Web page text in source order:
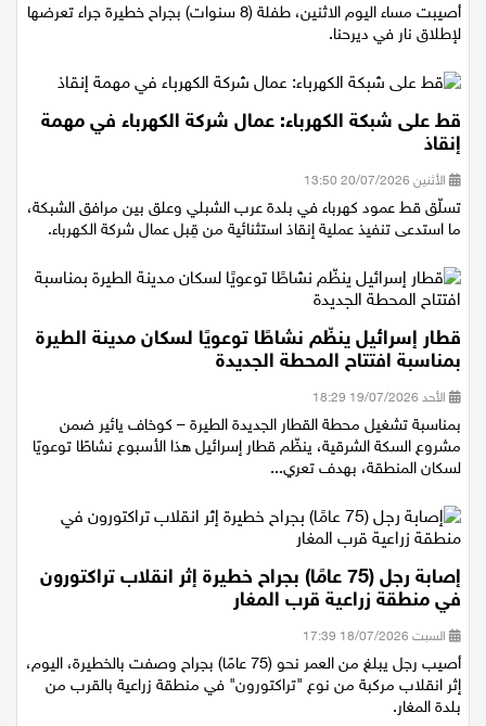
أصيبت مساء اليوم الاثنين، طفلة (8 سنوات) بجراح خطيرة جراء تعرضها
لإطلاق نار في ديرحنا.
قط على شبكة الكهرباء: عمال شركة الكهرباء في مهمة
إنقاذ
الأثنين 20/07/2026 13:50
تسلّق قط عمود كهرباء في بلدة عرب الشبلي وعلق بين مرافق الشبكة،
ما استدعى تنفيذ عملية إنقاذ استثنائية من قِبل عمال شركة الكهرباء.
قطار إسرائيل ينظّم نشاطًا توعويًا لسكان مدينة الطيرة
بمناسبة افتتاح المحطة الجديدة
الأحد 19/07/2026 18:29
بمناسبة تشغيل محطة القطار الجديدة الطيرة – كوخاف يائير ضمن
مشروع السكة الشرقية، ينظّم قطار إسرائيل هذا الأسبوع نشاطًا توعويًا
لسكان المنطقة، بهدف تعري...
إصابة رجل (75 عامًا) بجراح خطيرة إثر انقلاب تراكتورون
في منطقة زراعية قرب المغار
السبت 18/07/2026 17:39
أصيب رجل يبلغ من العمر نحو (75 عامًا) بجراح وصفت بالخطيرة، اليوم،
إثر انقلاب مركبة من نوع "تراكتورون" في منطقة زراعية بالقرب من
بلدة المغار.